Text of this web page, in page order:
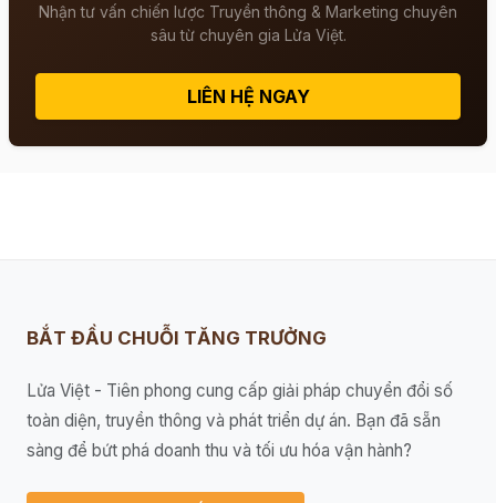
Nhận tư vấn chiến lược Truyền thông & Marketing chuyên
sâu từ chuyên gia Lửa Việt.
LIÊN HỆ NGAY
BẮT ĐẦU CHUỖI TĂNG TRƯỞNG
Lửa Việt - Tiên phong cung cấp giải pháp chuyển đổi số
toàn diện, truyền thông và phát triển dự án. Bạn đã sẵn
sàng để bứt phá doanh thu và tối ưu hóa vận hành?